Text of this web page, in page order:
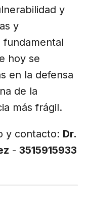
y
y
fundamental
hoy se
en la defensa
de la
más frágil.
y contacto: Dr.
- 3515915933